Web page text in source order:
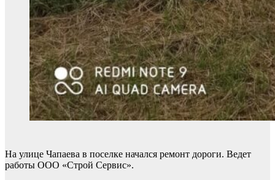
На улице Чапаева в поселке начался ремонт дороги. Ведет
работы ООО «Строй Сервис».